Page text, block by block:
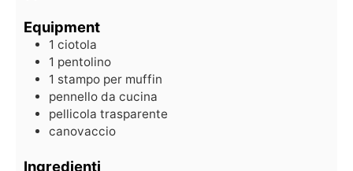
Equipment
1 ciotola
1 pentolino
1 stampo per muffin
pennello da cucina
pellicola trasparente
canovaccio
Ingredienti